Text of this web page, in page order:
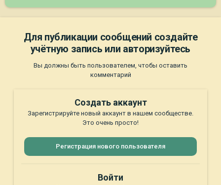
Для публикации сообщений создайте
учётную запись или авторизуйтесь
Вы должны быть пользователем, чтобы оставить
комментарий
Создать аккаунт
Зарегистрируйте новый аккаунт в нашем сообществе.
Это очень просто!
Регистрация нового пользователя
Войти